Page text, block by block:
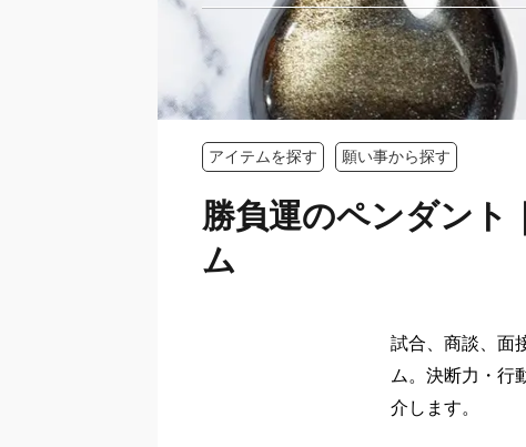
アイテムを探す 願い事から探す
勝負運のペンダント
ム
試合、商談、面
ム。決断力・行
介します。